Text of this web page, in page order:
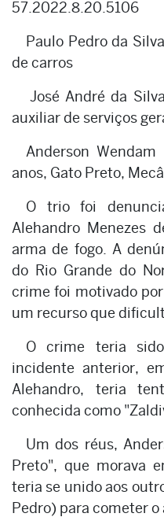
57.2022.8.20.5106
Paulo Pedro da
de carros
José André da
auxiliar de serviços
Anderson
anos, Gato Preto,
O trio foi
Alehandro Menezes
arma de fogo. A
do Rio Grande do
crime foi motivado
um recurso que
O crime teria
incidente anterior,
Alehandro, teria
conhecida como
Um dos réus,
Preto", que morava
teria se unido aos
Pedro) para cometer o